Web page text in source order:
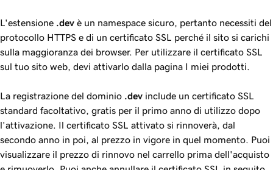
L'estensione .dev è un namespace sicuro, pertanto necessiti del
protocollo HTTPS e di un certificato SSL perché il sito si carichi
sulla maggioranza dei browser. Per utilizzare il certificato SSL
sul tuo sito web, devi attivarlo dalla pagina I miei prodotti.
La registrazione del dominio .dev include un certificato SSL
standard facoltativo, gratis per il primo anno di utilizzo dopo
l'attivazione. Il certificato SSL attivato si rinnoverà, dal
secondo anno in poi, al prezzo in vigore in quel momento. Puoi
visualizzare il prezzo di rinnovo nel carrello prima dell'acquisto